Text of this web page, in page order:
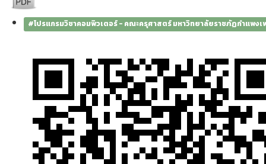
#โปรแกรมวิชาคอมพิวเตอร์ - คณะครุศาสตร์ มหาวิทยาลัยราชภัฏกำแพงเ